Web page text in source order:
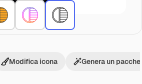
Modifica icona Genera un